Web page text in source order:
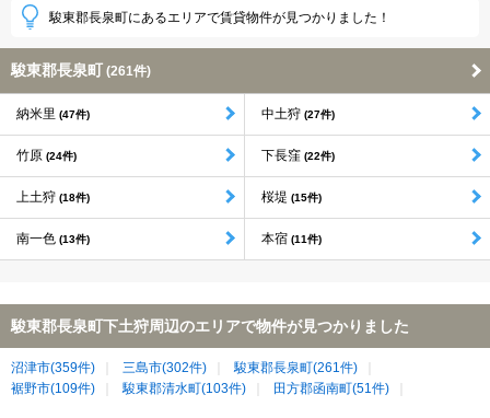
駿東郡長泉町にあるエリアで賃貸物件が見つかりました！
駿東郡長泉町 (261件)
納米里 (47件) 中土狩 (27件)
竹原 (24件) 下長窪 (22件)
上土狩 (18件) 桜堤 (15件)
南一色 (13件) 本宿 (11件)
駿東郡長泉町下土狩周辺のエリアで物件が見つかりました
沼津市(359件) 三島市(302件)
駿東郡長泉町(261件)
裾野市(109件)
駿東郡清水町(103件) 田方郡函南町(51件)